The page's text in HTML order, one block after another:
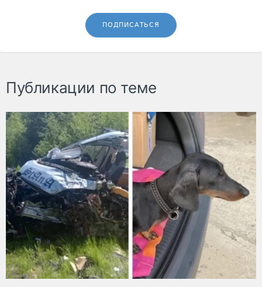
ПОДПИСАТЬСЯ
Публикации по теме